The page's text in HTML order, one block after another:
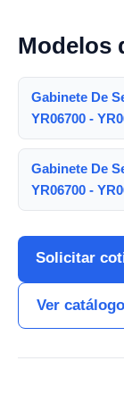
Modelos
Gabinete De
YR06700 -
Gabinete De
YR06700 -
Solicitar
Ver